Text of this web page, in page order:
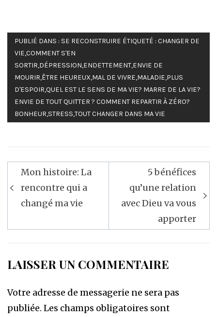
PUBLIÉ DANS : SE RECONSTRUIRE ÉTIQUETÉ : CHANGER DE
VIE,COMMENT S'EN
SORTIR,DÉPRESSION,ENDETTEMENT,ENVIE DE
MOURIR,ÊTRE HEUREUX,MAL DE VIVRE,MALADIE,PLUS
D'ESPOIR,QUEL EST LE SENS DE MA VIE? MARRE DE LA VIE?
ENVIE DE TOUT QUITTER ? COMMENT REPARTIR À ZÉRO?
BONHEUR,STRESS,TOUT CHANGER DANS MA VIE
Navigation
de
l’article
Mon histoire: La
rencontre qui a
changé ma vie
5 bénéfices
qu’une relation
avec Dieu va vous
apporter
LAISSER UN COMMENTAIRE
Votre adresse de messagerie ne sera pas
publiée. Les champs obligatoires sont